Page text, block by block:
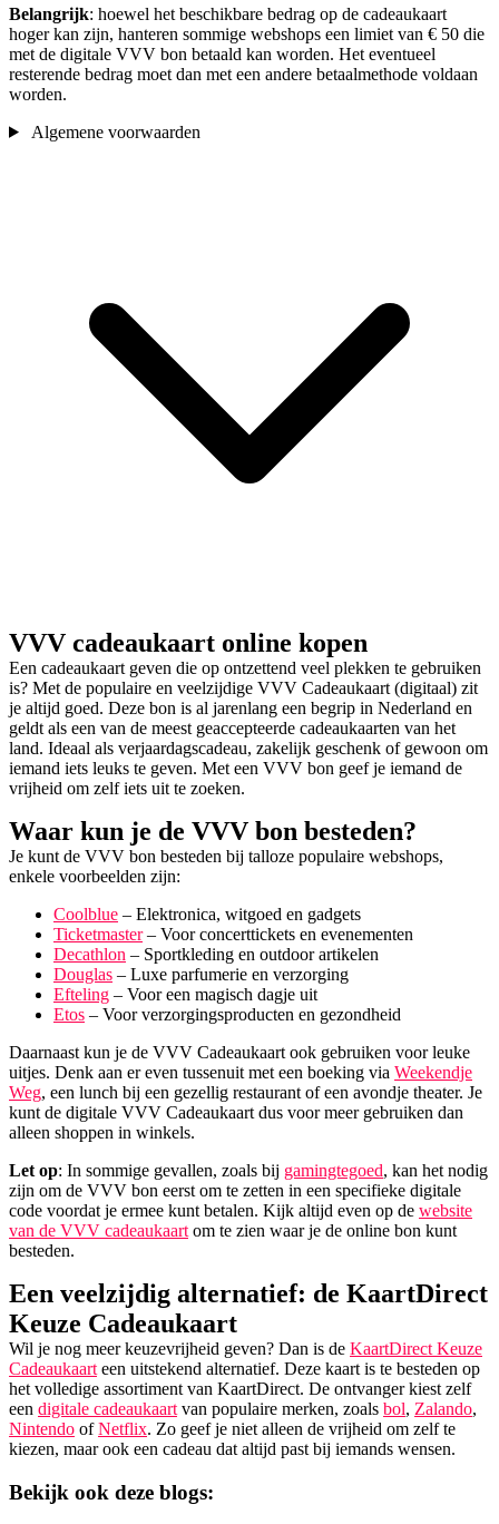
Belangrijk: hoewel het beschikbare bedrag op de cadeaukaart
hoger kan zijn, hanteren sommige webshops een limiet van € 50 die
met de digitale VVV bon betaald kan worden. Het eventueel
resterende bedrag moet dan met een andere betaalmethode voldaan
worden.
Algemene voorwaarden
VVV cadeaukaart online kopen
Een cadeaukaart geven die op ontzettend veel plekken te gebruiken
is? Met de populaire en veelzijdige VVV Cadeaukaart (digitaal) zit
je altijd goed. Deze bon is al jarenlang een begrip in Nederland en
geldt als een van de meest geaccepteerde cadeaukaarten van het
land. Ideaal als verjaardagscadeau, zakelijk geschenk of gewoon om
iemand iets leuks te geven. Met een VVV bon geef je iemand de
vrijheid om zelf iets uit te zoeken.
Waar kun je de VVV bon besteden?
Je kunt de VVV bon besteden bij talloze populaire webshops,
enkele voorbeelden zijn:
Coolblue – Elektronica, witgoed en gadgets
Ticketmaster– Voor concerttickets en evenementen
Decathlon – Sportkleding en outdoor artikelen
Douglas – Luxe parfumerie en verzorging
Efteling – Voor een magisch dagje uit
Etos – Voor verzorgingsproducten en gezondheid
Daarnaast kun je de VVV Cadeaukaart ook gebruiken voor leuke
uitjes. Denk aan er even tussenuit met een boeking via Weekendje
Weg, een lunch bij een gezellig restaurant of een avondje theater. Je
kunt de digitale VVV Cadeaukaart dus voor meer gebruiken dan
alleen shoppen in winkels.
Let op: In sommige gevallen, zoals bij gamingtegoed, kan het nodig
zijn om de VVV bon eerst om te zetten in een specifieke digitale
code voordat je ermee kunt betalen. Kijk altijd even op de website
van de VVV cadeaukaart om te zien waar je de online bon kunt
besteden.
Een veelzijdig alternatief: de KaartDirect
Keuze Cadeaukaart
Wil je nog meer keuzevrijheid geven? Dan is de KaartDirect Keuze
Cadeaukaart een uitstekend alternatief. Deze kaart is te besteden op
het volledige assortiment van KaartDirect. De ontvanger kiest zelf
een digitale cadeaukaart van populaire merken, zoals bol, Zalando,
Nintendo ofNetflix. Zo geef je niet alleen de vrijheid om zelf te
kiezen, maar ook een cadeau dat altijd past bij iemands wensen.
Bekijk ook deze blogs: